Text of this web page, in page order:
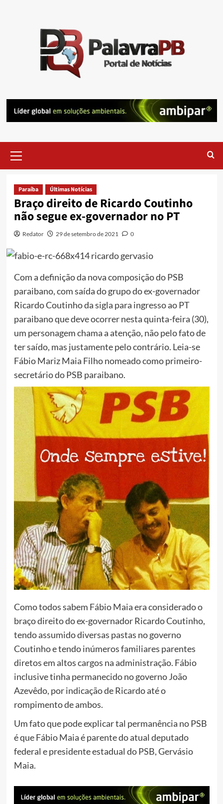
Menu
Paraíba Últimas Notícias
Braço direito de Ricardo Coutinho
não segue ex-governador no PT
Redator 29 de setembro de 2021 0
Com a definição da nova composição do PSB
paraibano, com saída do grupo do ex-governador
Ricardo Coutinho da sigla para ingresso ao PT
paraibano que deve ocorrer nesta quinta-feira (30),
um personagem chama a atenção, não pelo fato de
ter saído, mas justamente pelo contrário. Leia-se
Fábio Mariz Maia Filho nomeado como primeiro-
secretário do PSB paraibano.
Como todos sabem Fábio Maia era considerado o
braço direito do ex-governador Ricardo Coutinho,
tendo assumido diversas pastas no governo
Coutinho e tendo inúmeros familiares parentes
diretos em altos cargos na administração. Fábio
inclusive tinha permanecido no governo João
Azevêdo, por indicação de Ricardo até o
rompimento de ambos.
Um fato que pode explicar tal permanência no PSB
é que Fábio Maia é parente do atual deputado
federal e presidente estadual do PSB, Gervásio
Maia.